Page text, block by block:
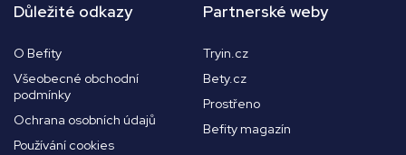
Důležité odkazy
O Befity
Všeobecné obchodní
podmínky
Ochrana osobních údajů
Používání cookies
Partnerské weby
Tryin.cz
Bety.cz
Prostřeno
Befity magazín